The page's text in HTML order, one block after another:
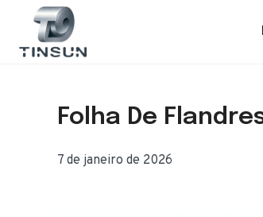
Folha De
7 de janeiro de 2026